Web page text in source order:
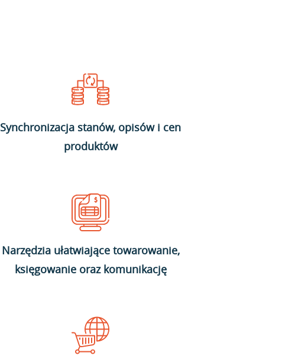
Synchronizacja stanów, opisów i cen
produktów
Narzędzia ułatwiające towarowanie,
księgowanie oraz komunikację